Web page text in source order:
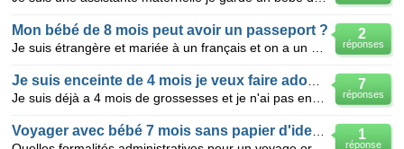
2
réponses
Mon bébé de 8 mois peut avoir un passeport ?
7
réponses
1
réponse